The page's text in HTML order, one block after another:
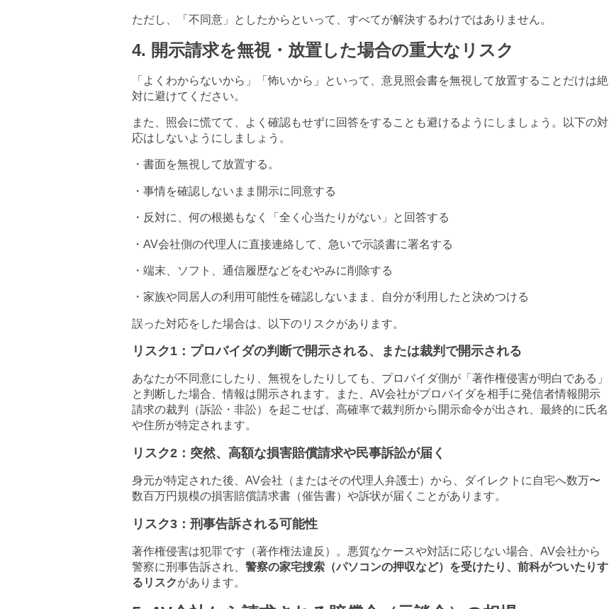
ただし、「不同意」としたからといって、すべてが解決するわけではありません。
4. 開示請求を無視・放置した場合の重大なリスク
「よくわからないから」「怖いから」といって、意見照会書を無視して放置することだけは絶
対に避けてください。
また、照会に慌てて、よく確認もせずに回答をすることも避けるようにしましょう。以下の対
応はしないようにしましょう。
・書面を無視して放置する。
・事情を確認しないまま開示に同意する
・反対に、何の根拠もなく「全く心当たりがない」と回答する
・ AV会社側の代理人に直接連絡して、急いで示談書に署名する
・端末、ソフト、通信履歴などをむやみに削除する
・家族や同居人の利用可能性を確認しないまま、自分が利用したと決めつける
誤った対応をした場合は、以下のリスクがあります。
リスク1 ：プロバイダの判断で開示される、または裁判で開示される
あなたが不同意にしたり、無視をしたりしても、プロバイダ側が「著作権侵害が明白である」
と判断した場合、情報は開示されます。また、 AV会社がプロバイダを相手に発信者情報開示
請求の裁判（訴訟・非訟）を起こせば、高確率で裁判所から開示命令が出され、最終的に氏名
や住所が特定されます。
リスク2 ：突然、高額な損害賠償請求や民事訴訟が届く
身元が特定された後、 AV会社（またはその代理人弁護士）から、ダイレクトに自宅へ数万〜
数百万円規模の損害賠償請求書（催告書）や訴状が届くことがあります。
リスク3 ：刑事告訴される可能性
著作権侵害は犯罪です（著作権法違反）。悪質なケースや対話に応じない場合、 AV会社から
警察に刑事告訴され、 警察の家宅捜索（パソコンの押収など）を受けたり、前科がついたりす
るリスクがあります。